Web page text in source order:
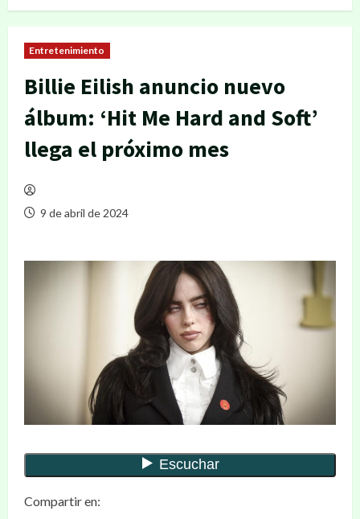
Entretenimiento
Billie Eilish anuncio nuevo
álbum: ‘Hit Me Hard and Soft’
llega el próximo mes
9 de abril de 2024
Compartir en: